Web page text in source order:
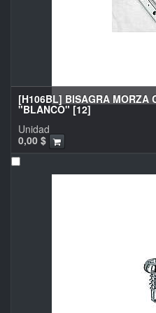
[H106BL] BISAGRA MORZA
"BLANCO" [12]
0,00 $
Unidad